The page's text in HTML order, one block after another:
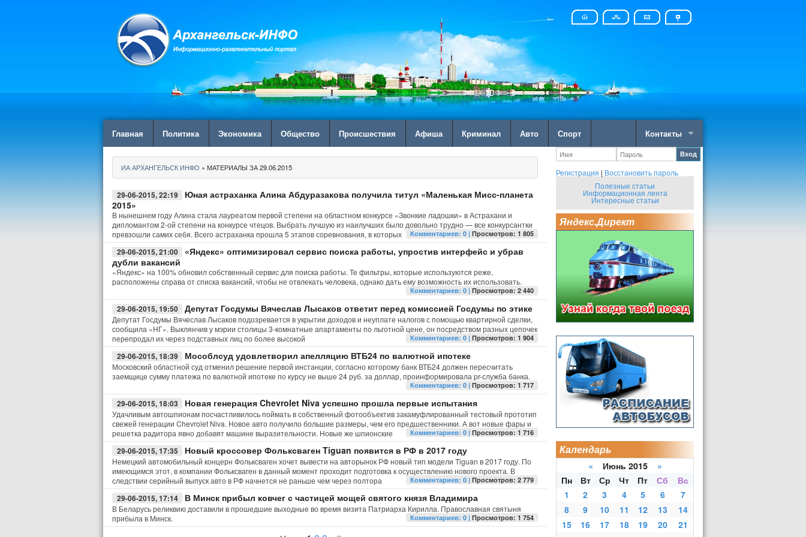
Главная Политика Экономика Общество Происшествия Афиша Криминал Авто Спорт Контакты
ИА АРХАНГЕЛЬСК ИНФО » МАТЕРИАЛЫ ЗА 29.06.2015
29-06-2015, 22:19
Юная астраханка Алина Абдуразакова получила титул «Маленькая Мисс-планета
2015»
В нынешнем году Алина стала лауреатом первой степени на областном конкурсе «Звонкие ладошки» в Астрахани и
дипломантом 2-ой степени на конкурсе чтецов. Выбрать лучшую из наилучших было довольно трудно — все конкурсантки
превзошли самих себя. Всего астраханка прошла 5 этапов соревнования, в которых
Комментариев: 0 |Просмотров: 1 805
29-06-2015, 21:00
«Яндекс» оптимизировал сервис поиска работы, упростив интерфейс и убрав
дубли вакансий
«Яндекс» на 100% обновил собственный сервис для поиска работы. Те фильтры, которые используются реже,
расположены справа от списка вакансий, чтобы не отвлекать человека, однако дать ему возможность их использовать.
Комментариев: 0 |Просмотров: 2 440
29-06-2015, 19:50 Депутат Госдумы Вячеслав Лысаков ответит перед комиссией Госдумы по этике
Депутат Госдумы Вячеслав Лысаков подозревается в укрытии доходов и неуплате налогов с помощью квартирной сделки,
сообщила «НГ». Выклянчив у мэрии столицы 3-комнатные апартаменты по льготной цене, он посредством разных цепочек
перепродал их через подставных лиц по более высокой
Комментариев: 0 |Просмотров: 1 904
29-06-2015, 18:39 Мособлсуд удовлетворил апелляцию ВТБ24 по валютной ипотеке
Московский областной суд отменил решение первой инстанции, согласно которому банк ВТБ24 должен пересчитать
заемщице сумму платежа по валютной ипотеке по курсу не выше 24 руб. за доллар, проинформировала pr-служба банка.
Комментариев: 0 |Просмотров: 1 717
29-06-2015, 18:03 Новая генерация Chevrolet Niva успешно прошла первые испытания
Удачливым автошпионам посчастливилось поймать в собственный фотообъектив закамуфлированный тестовый прототип
свежей генерации Chevrolet Niva. Новое авто получило большие размеры, чем его предшественники. А вот новые фары и
решетка радитора явно добавят машине выразительности. Новые же шпионские
Комментариев: 0 |Просмотров: 1 716
29-06-2015, 17:35 Новый кроссовер Фольксваген Tiguan появится в РФ в 2017 году
Немецкий автомобильный концерн Фольксваген хочет вывести на авторынок РФ новый тип модели Tiguan в 2017 году. По
имеющимся этот, в компании Фольксваген в данный момент проходит подготовка к осуществлению нового проекта. В
следствии серийный выпуск авто в РФ начнется не раньше чем через полтора
Комментариев: 0 |Просмотров: 2 779
29-06-2015, 17:14 В Минск прибыл ковчег с частицей мощей святого князя Владимира
В Беларусь реликвию доставили в прошедшие выходные во время визита Патриарха Кирилла. Православная святыня
прибыла в Минск.
Комментариев: 0 |Просмотров: 1 754
Вход
Регистрация | Восстановить пароль
Полезные статьи
Информационная лента
Интересные статьи
Яндекс.Директ
Календарь
« Июнь 2015 »
Пн
Вт Ср Чт Пт Сб
Вс
1
2 3 4 5 6
7
8
9 10 11 12 13
14
15
16 17 18 19 20
21